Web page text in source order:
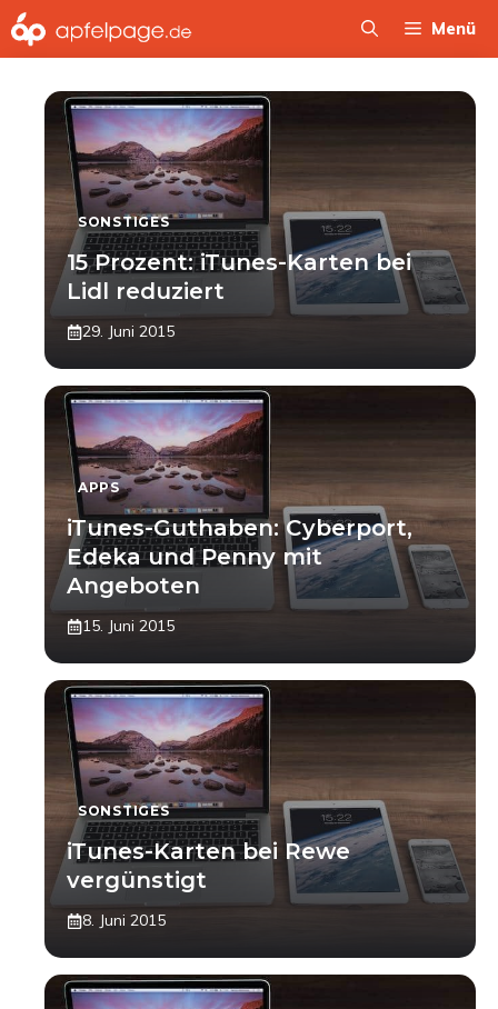
Zum
Inhalt
Menü
SONSTIGES
15 Prozent: iTunes-Karten bei
Lidl reduziert
29. Juni 2015
APPS
iTunes-Guthaben: Cyberport,
Edeka und Penny mit
Angeboten
15. Juni 2015
SONSTIGES
iTunes-Karten bei Rewe
vergünstigt
8. Juni 2015